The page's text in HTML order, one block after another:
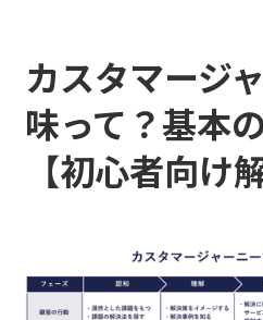
カスタマージ
味って？基本
【初心者向け